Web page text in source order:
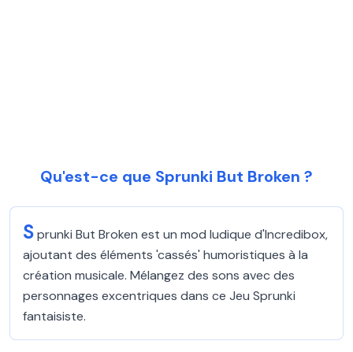
Qu'est-ce que Sprunki But Broken ?
Sprunki But Broken est un mod ludique d'Incredibox,
ajoutant des éléments 'cassés' humoristiques à la
création musicale. Mélangez des sons avec des
personnages excentriques dans ce Jeu Sprunki
fantaisiste.